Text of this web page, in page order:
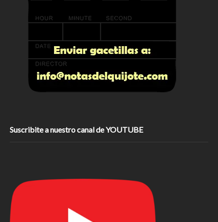
Suscribite a nuestro canal de YOUTUBE